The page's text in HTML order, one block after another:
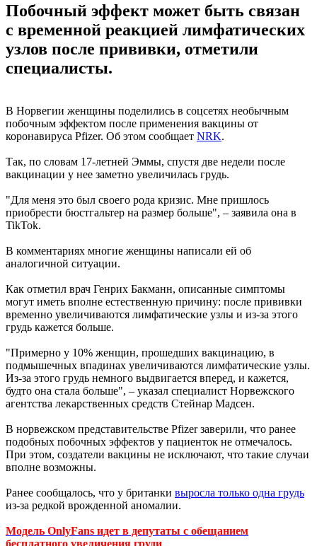
Побочный эффект может быть связан
с временной реакцией лимфатических
узлов после прививки, отметили
специалисты.
В Норвегии женщины поделились в соцсетях необычным
побочным эффектом после применения вакцины от
коронавируса Pfizer. Об этом сообщает NRK.
Так, по словам 17-летней Эммы, спустя две недели после
вакцинации у нее заметно увеличилась грудь.
"Для меня это был своего рода кризис. Мне пришлось
приобрести бюстгальтер на размер больше", – заявила она в
TikTok.
В комментариях многие женщины написали ей об
аналогичной ситуации.
Как отметил врач Генрих Бакманн, описанные симптомы
могут иметь вполне естественную причину: после прививки
временно увеличиваются лимфатические узлы и из-за этого
грудь кажется больше.
"Примерно у 10% женщин, прошедших вакцинацию, в
подмышечных впадинах увеличиваются лимфатические узлы.
Из-за этого грудь немного выдвигается вперед, и кажется,
будто она стала больше", – указал специалист Норвежского
агентства лекарственных средств Стейнар Мадсен.
В норвежском представительстве Pfizer заверили, что ранее
подобных побочных эффектов у пациенток не отмечалось.
При этом, создатели вакцины не исключают, что такие случаи
вполне возможны.
Ранее сообщалось, что у британки выросла только одна грудь
из-за редкой врожденной аномалии.
Модель OnlyFans идет в депутаты с обещанием
бесплатного увеличения груди